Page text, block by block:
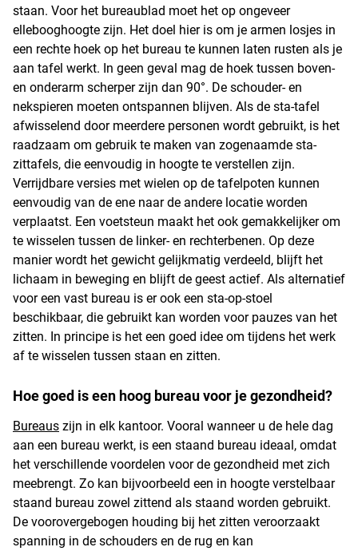
staan. Voor het bureaublad moet het op ongeveer
ellebooghoogte zijn. Het doel hier is om je armen losjes in
een rechte hoek op het bureau te kunnen laten rusten als je
aan tafel werkt. In geen geval mag de hoek tussen boven-
en onderarm scherper zijn dan 90°. De schouder- en
nekspieren moeten ontspannen blijven. Als de sta-tafel
afwisselend door meerdere personen wordt gebruikt, is het
raadzaam om gebruik te maken van zogenaamde sta-
zittafels, die eenvoudig in hoogte te verstellen zijn.
Verrijdbare versies met wielen op de tafelpoten kunnen
eenvoudig van de ene naar de andere locatie worden
verplaatst. Een voetsteun maakt het ook gemakkelijker om
te wisselen tussen de linker- en rechterbenen. Op deze
manier wordt het gewicht gelijkmatig verdeeld, blijft het
lichaam in beweging en blijft de geest actief. Als alternatief
voor een vast bureau is er ook een sta-op-stoel
beschikbaar, die gebruikt kan worden voor pauzes van het
zitten. In principe is het een goed idee om tijdens het werk
af te wisselen tussen staan en zitten.
Hoe goed is een hoog bureau voor je gezondheid?
Bureaus zijn in elk kantoor. Vooral wanneer u de hele dag
aan een bureau werkt, is een staand bureau ideaal, omdat
het verschillende voordelen voor de gezondheid met zich
meebrengt. Zo kan bijvoorbeeld een in hoogte verstelbaar
staand bureau zowel zittend als staand worden gebruikt.
De voorovergebogen houding bij het zitten veroorzaakt
spanning in de schouders en de rug en kan